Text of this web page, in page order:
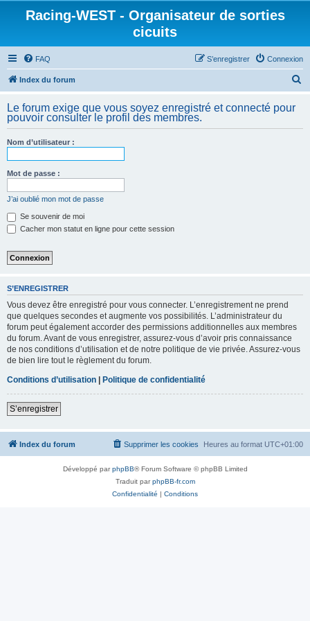
Racing-WEST - Organisateur de sorties
cicuits
FAQ Connexion
S’enregistrer
Index du forum
h
Le forum exige que vous soyez enregistré et connecté pour
pouvoir consulter le profil des membres.
Nom d’utilisateur :
Mot de passe :
J’ai oublié mon mot de passe
Se souvenir de moi
Cacher mon statut en ligne pour cette session
S’ENREGISTRER
Vous devez être enregistré pour vous connecter. L’enregistrement ne prend
que quelques secondes et augmente vos possibilités. L’administrateur du
forum peut également accorder des permissions additionnelles aux membres
du forum. Avant de vous enregistrer, assurez-vous d’avoir pris connaissance
de nos conditions d’utilisation et de notre politique de vie privée. Assurez-vous
de bien lire tout le règlement du forum.
Conditions d’utilisation | Politique de confidentialité
S’enregistrer
Index du forum Heures au format UTC+01:00
Supprimer les cookies
Développé parphpBB® Forum Software © phpBB Limited
Traduit parphpBB-fr.com
Confidentialité | Conditions